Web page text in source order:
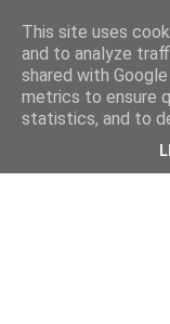
This site uses
and to analyze
shared with
metrics to ensure
statistics, and to